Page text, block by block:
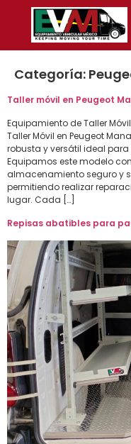
Categoría:
Taller móvil en Peugeot
Equipamiento de Taller
Taller Móvil en Peugeot
robusta y versátil ideal
Equipamos este modelo
almacenamiento seguro y
permitiendo realizar
lugar. Cada […]
Repisas abatibles para